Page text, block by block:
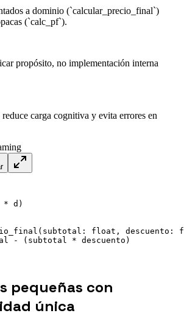
a dominio (`calcular_precio_final`)
(`calc_pf`).
propósito, no implementación interna
carga cognitiva y evita errores en
* d)
float,
- (subtotal * descuento)
pequeñas con
única